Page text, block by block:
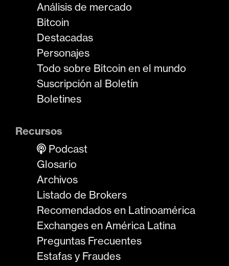
Análisis de mercado
Bitcoin
Destacadas
Personajes
Todo sobre Bitcoin en el mundo
Suscripción al Boletín
Boletines
Recursos
Podcast
Glosario
Archivos
Listado de Brokers
Recomendados en Latinoamérica
Exchanges en América Latina
Preguntas Frecuentes
Estafas y Fraudes